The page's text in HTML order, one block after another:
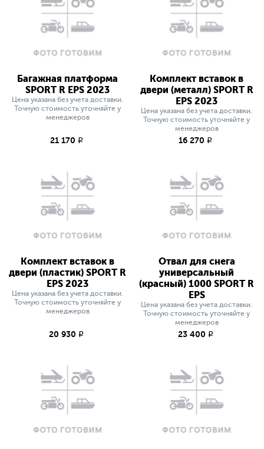
Багажная платформа
SPORT R EPS 2023
Цена указана без учета доставки.
Точную стоимость уточняйте у
менеджеров
21 170 q
Комплект вставок в
двери (металл) SPORT R
EPS 2023
Цена указана без учета доставки.
Точную стоимость уточняйте у
менеджеров
16 270 q
Комплект вставок в
двери (пластик) SPORT R
EPS 2023
Цена указана без учета доставки.
Точную стоимость уточняйте у
менеджеров
20 930 q
Отвал для снега
универсальный
(красный) 1000 SPORT R
EPS
Цена указана без учета доставки.
Точную стоимость уточняйте у
менеджеров
23 400 q